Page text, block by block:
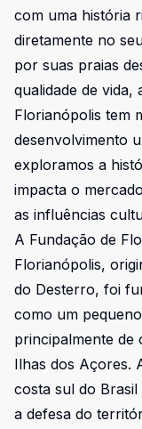
com uma história
diretamente no
por suas praias
qualidade de vida,
Florianópolis tem
desenvolvimento
exploramos a
impacta o
as influências
A Fundação de
Florianópolis,
do Desterro, foi
como um
principalmente de
Ilhas dos Açores.
costa sul do
a defesa do